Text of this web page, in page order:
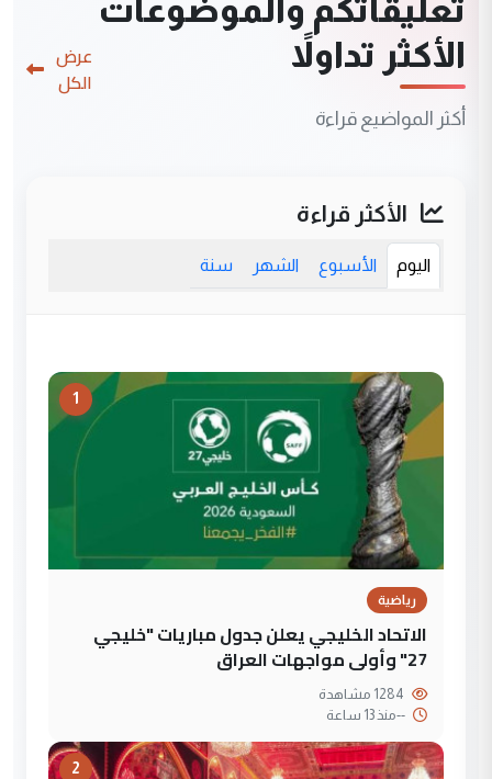
تعليقاتكم والموضوعات
الأكثر تداولاً
أكثر المواضيع قراءة
عرض
الكل
الأكثر قراءة
اليوم الأسبوع الشهر سنة
1
رياضية
الاتحاد الخليجي يعلن جدول مباريات "خليجي
27" وأولى مواجهات العراق
--منذ 13 ساعة
2